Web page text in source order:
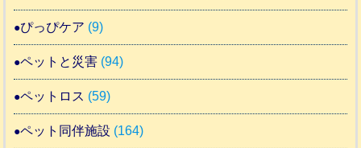
ぴっぴケア (9)
ペットと災害 (94)
ペットロス (59)
ペット同伴施設 (164)